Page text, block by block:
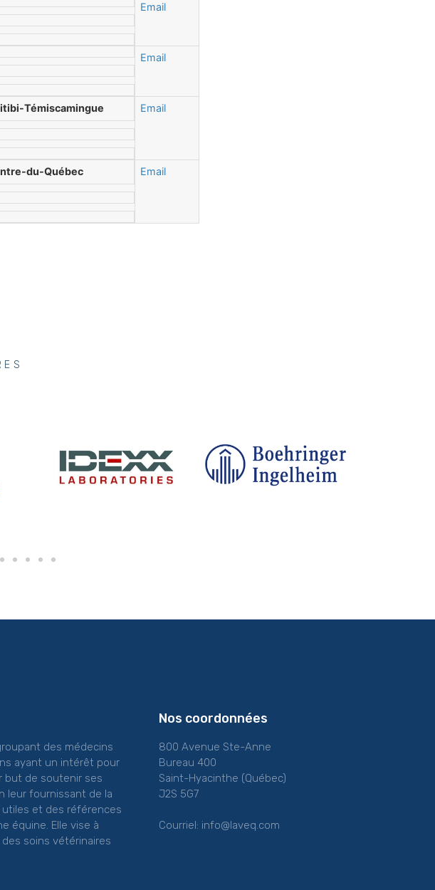
Email
Email
Témiscamingue Email
du-Québec Email
des médecins
ayant un intérêt pour
but de soutenir ses
leur fournissant de la
et des références
équine. Elle vise à
soins vétérinaires
Nos coordonnées
800 Avenue Ste-Anne
Bureau 400
Saint-Hyacinthe (Québec)
J2S 5G7
Courriel: info@laveq.com